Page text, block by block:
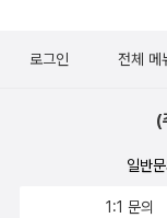
로그인 전체 메
(
일반
1:1 문의